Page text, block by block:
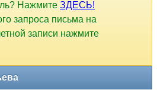
Нажмите ЗДЕСЬ!
запроса письма на
записи нажмите